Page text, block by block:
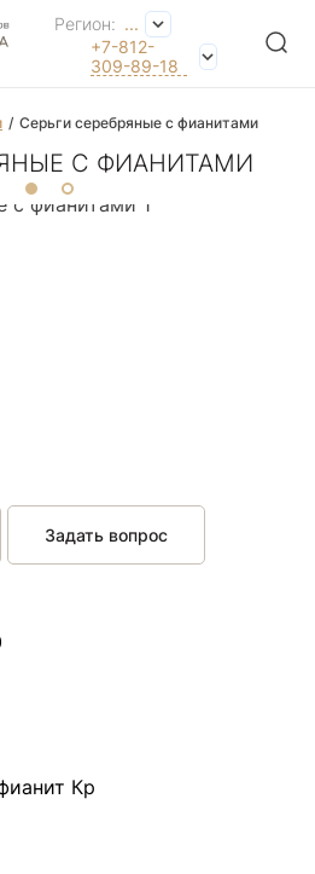
Регион: ...
+7-812-
309-89-18
Серьги серебряные с фианитами
С ФИАНИТАМИ
Задать вопрос
Кр